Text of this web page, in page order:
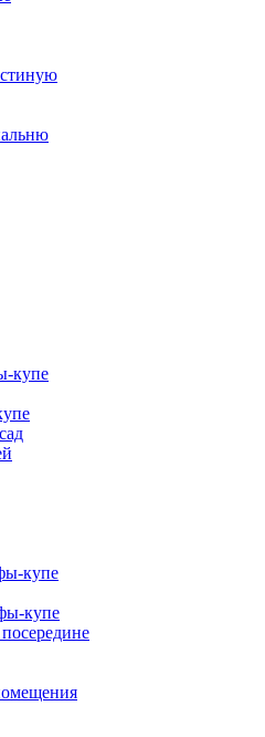
купе
купе
купе